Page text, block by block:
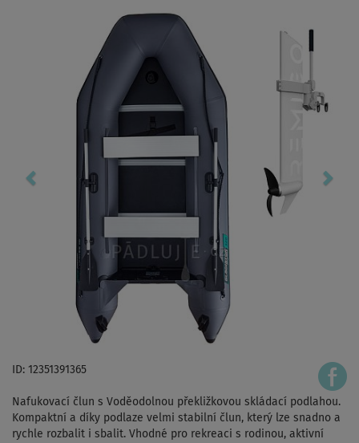
ID: 12351391365
Nafukovací člun s Voděodolnou překližkovou skládací podlahou.
Kompaktní a díky podlaze velmi stabilní člun, který lze snadno a
rychle rozbalit i sbalit. Vhodné pro rekreaci s rodinou, aktivní